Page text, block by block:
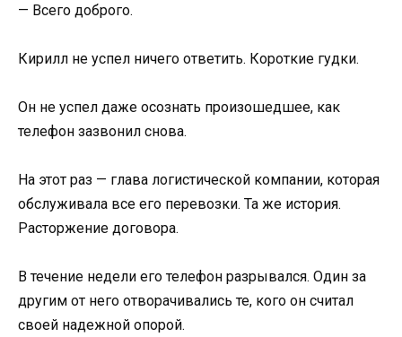
— Всего доброго.
Кирилл не успел ничего ответить. Короткие гудки.
Он не успел даже осознать произошедшее, как
телефон зазвонил снова.
На этот раз — глава логистической компании, которая
обслуживала все его перевозки. Та же история.
Расторжение договора.
В течение недели его телефон разрывался. Один за
другим от него отворачивались те, кого он считал
своей надежной опорой.